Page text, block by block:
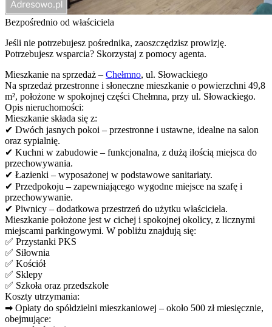
Bezpośrednio od właściciela
Jeśli nie potrzebujesz pośrednika, zaoszczędzisz prowizję.
Potrzebujesz wsparcia? Skorzystaj z pomocy agenta.
Mieszkanie na sprzedaż – Chełmno, ul. Słowackiego
Na sprzedaż przestronne i słoneczne mieszkanie o powierzchni 49,8
m², położone w spokojnej części Chełmna, przy ul. Słowackiego.
Opis nieruchomości:
Mieszkanie składa się z:
✔ Dwóch jasnych pokoi – przestronne i ustawne, idealne na salon
oraz sypialnię.
✔ Kuchni w zabudowie – funkcjonalna, z dużą ilością miejsca do
przechowywania.
✔ Łazienki – wyposażonej w podstawowe sanitariaty.
✔ Przedpokoju – zapewniającego wygodne miejsce na szafę i
przechowywanie.
✔ Piwnicy – dodatkowa przestrzeń do użytku właściciela.
Mieszkanie położone jest w cichej i spokojnej okolicy, z licznymi
miejscami parkingowymi. W pobliżu znajdują się:
✅ Przystanki PKS
✅ Siłownia
✅ Kościół
✅ Sklepy
✅ Szkoła oraz przedszkole
Koszty utrzymania:
➡ Opłaty do spółdzielni mieszkaniowej – około 500 zł miesięcznie,
obejmujące: